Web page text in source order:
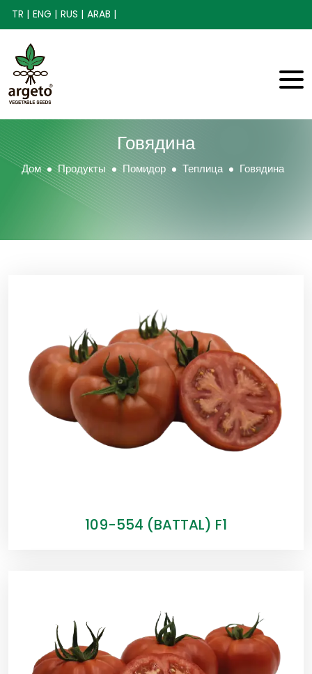
TR | ENG | RUS | ARAB |
Говядина
Дом Продукты Помидор Теплица Говядина
109-554 (BATTAL) F1